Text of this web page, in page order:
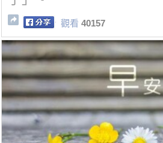
觀看 40157